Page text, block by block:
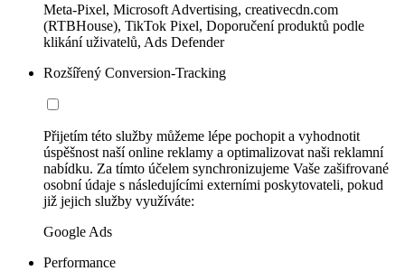
Meta-Pixel, Microsoft Advertising, creativecdn.com
(RTBHouse), TikTok Pixel, Doporučení produktů podle
klikání uživatelů, Ads Defender
Rozšířený Conversion-Tracking
Přijetím této služby můžeme lépe pochopit a vyhodnotit
úspěšnost naší online reklamy a optimalizovat naši reklamní
nabídku. Za tímto účelem synchronizujeme Vaše zašifrované
osobní údaje s následujícími externími poskytovateli, pokud
již jejich služby využíváte:
Google Ads
Performance